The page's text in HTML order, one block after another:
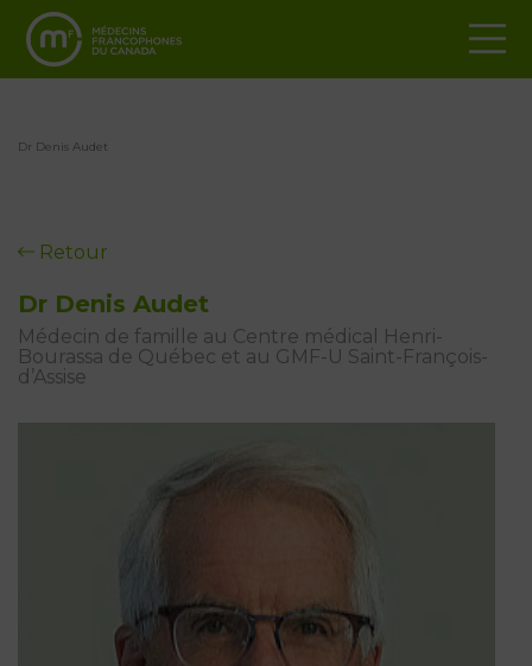
Dr Denis Audet
Retour
Dr Denis Audet
Médecin de famille au Centre médical Henri-
Bourassa de Québec et au GMF-U Saint-François-
d’Assise